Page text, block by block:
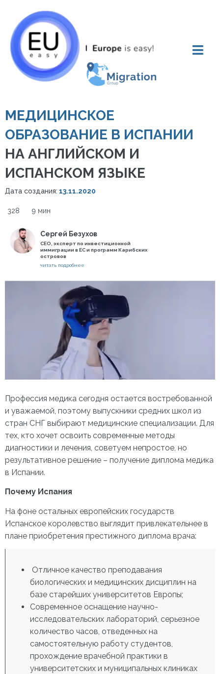
МЕДИЦИНСКОЕ
ОБРАЗОВАНИЕ В ИСПАНИИ
НА АНГЛИЙСКОМ И
ИСПАНСКОМ ЯЗЫКЕ
Дата создания: 13.11.2020
328 9 мин
Сергей Безухов
СЕО, эксперт по инвестиционной
иммиграции в ЕС и программ Карибских
островов
читать подробнее
Профессия медика сегодня остается востребованной
и уважаемой, поэтому выпускники средних школ из
стран СНГ выбирают медицинские специализации. Для
тех, кто хочет освоить современные методы
диагностики и лечения, советуем непростое, но
результативное решение – получение диплома медика
в Испании.
Почему Испания
На фоне остальных европейских государств
Испанское королевство выглядит привлекательнее в
плане приобретения престижного диплома врача:
Отличное качество преподавания
биологических и медицинских дисциплин на
базе старейших университетов Европы;
Современное оснащение научно-
исследовательских лабораторий, серьезное
количество часов, отведенных на
самостоятельную работу студентов,
прохождение врачебной практики в
университетских и муниципальных клиниках